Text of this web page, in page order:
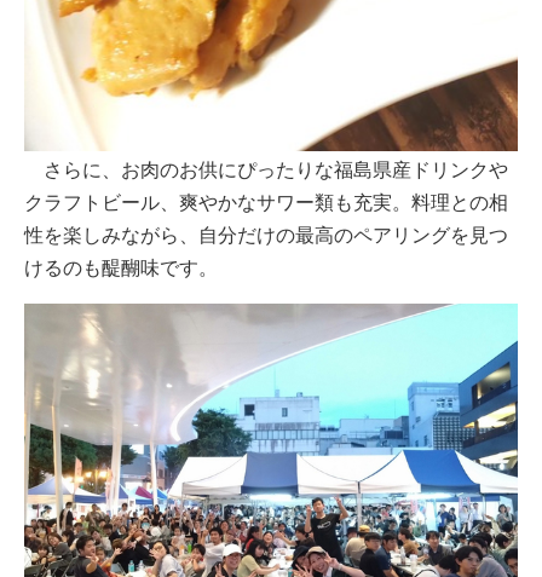
さらに、お肉のお供にぴったりな福島県産ドリンクや
クラフトビール、爽やかなサワー類も充実。料理との相
性を楽しみながら、自分だけの最高のペアリングを見つ
けるのも醍醐味です。